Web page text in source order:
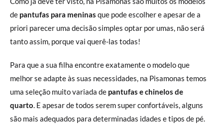
de pantufas para meninas que pode escolher e apesar de a
priori parecer uma decisão simples optar por umas, não será
tanto assim, porque vai querê-las todas!
Para que a sua filha encontre exatamente o modelo que
melhor se adapte às suas necessidades, na Pisamonas temos
uma seleção muito variada de pantufas e chinelos de
quarto. E apesar de todos serem super confortáveis, alguns
são mais adequados para determinadas idades e tipos de pé.